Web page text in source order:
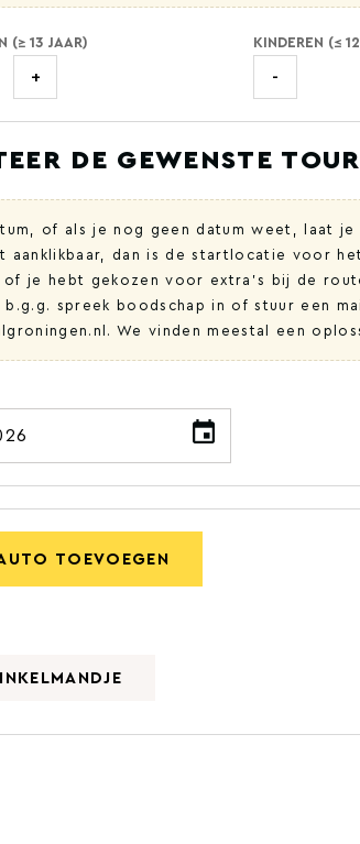
(≥ 13 JAAR)
+
KINDEREN (≤
-
DE GEWENSTE
of als je nog geen datum weet, laat je
aanklikbaar, dan is de startlocatie voor
of je hebt gekozen voor extra's bij de
b.g.g. spreek boodschap in of stuur een
We vinden meestal een
TOEVOEGEN